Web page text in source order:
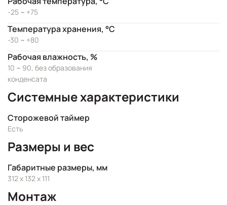
-25 ~ +75
Температура хранения, °C
-30 ~ +80
Рабочая влажность, %
10 ~ 90, без образования
конденсата
Системные характеристики
Сторожевой таймер
Есть
Размеры и вес
Габаритные размеры, мм
312 x 132 x 111
Монтаж